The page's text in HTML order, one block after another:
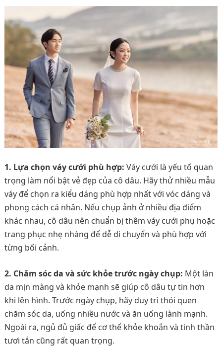
1. Lựa chọn váy cưới phù hợp: Váy cưới là yếu tố quan
trọng làm nổi bật vẻ đẹp của cô dâu. Hãy thử nhiều mẫu
váy để chọn ra kiểu dáng phù hợp nhất với vóc dáng và
phong cách cá nhân. Nếu chụp ảnh ở nhiều địa điểm
khác nhau, cô dâu nên chuẩn bị thêm váy cưới phụ hoặc
trang phục nhẹ nhàng để dễ di chuyển và phù hợp với
từng bối cảnh.
2. Chăm sóc da và sức khỏe trước ngày chụp: Một làn
da mịn màng và khỏe mạnh sẽ giúp cô dâu tự tin hơn
khi lên hình. Trước ngày chụp, hãy duy trì thói quen
chăm sóc da, uống nhiều nước và ăn uống lành mạnh.
Ngoài ra, ngủ đủ giấc để cơ thể khỏe khoắn và tinh thần
tươi tắn cũng rất quan trọng.